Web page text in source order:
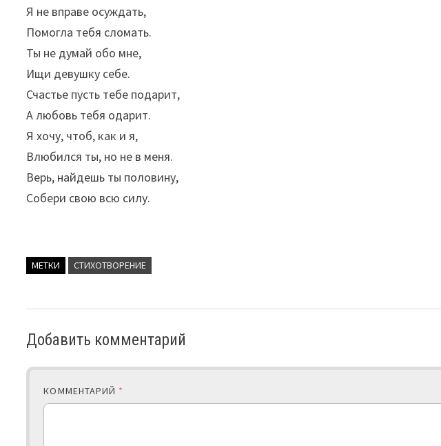
Я не вправе осуждать,
Помогла тебя сломать.
Ты не думай обо мне,
Ищи девушку себе.
Счастье пусть тебе подарит,
А любовь тебя одарит.
Я хочу, чтоб, как и я,
Влюбился ты, но не в меня.
Верь, найдешь ты половину,
Собери свою всю силу.
МЕТКИ СТИХОТВОРЕНИЕ
Добавить комментарий
КОММЕНТАРИЙ *